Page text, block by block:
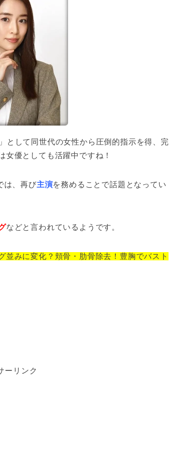
して同世代の女性から圧倒的指示を得、完
優としても活躍中ですね！
は、再び主演を務めることで話題となってい
などと言われているようです。
並みに変化？頬骨・肋骨除去！豊胸でバスト
ーリンク